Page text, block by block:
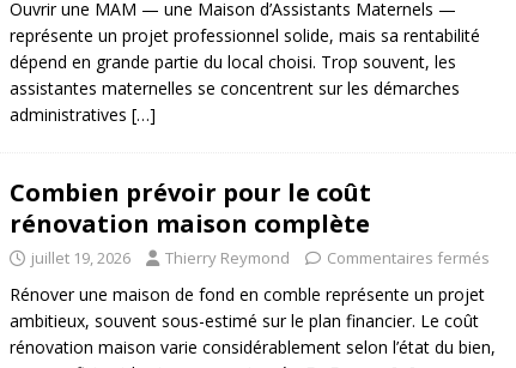
Ouvrir une MAM — une Maison d’Assistants Maternels —
représente un projet professionnel solide, mais sa rentabilité
dépend en grande partie du local choisi. Trop souvent, les
assistantes maternelles se concentrent sur les démarches
administratives […]
Combien prévoir pour le coût
rénovation maison complète
juillet 19, 2026 Thierry Reymond Commentaires fermés
Rénover une maison de fond en comble représente un projet
ambitieux, souvent sous-estimé sur le plan financier. Le coût
rénovation maison varie considérablement selon l’état du bien,